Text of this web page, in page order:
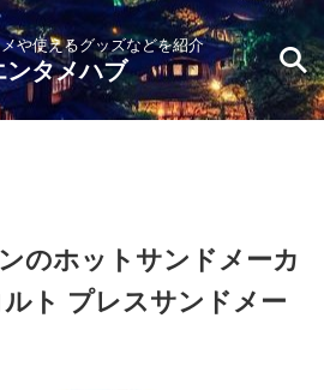
や使えるグッズなどを紹介
ンタメハブ
のホットサンドメーカ
ト プレスサンドメー